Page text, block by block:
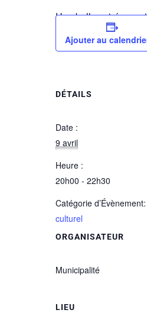
Une belle soirée
perspective à
ne pas manquer.
Ajouter au
DÉTAILS
Date :
9 avril
Heure :
20h00 - 22h30
Catégorie d’Évènement:
culturel
ORGANISATEUR
Municipalité
LIEU